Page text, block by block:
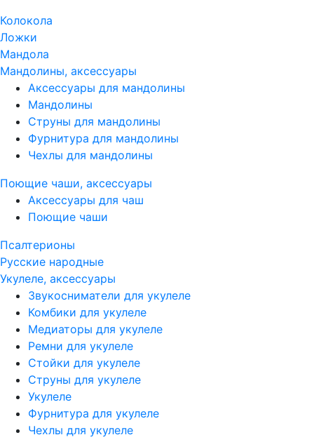
Колокола
Ложки
Мандола
Мандолины, аксессуары
Аксессуары для мандолины
Мандолины
Струны для мандолины
Фурнитура для мандолины
Чехлы для мандолины
Поющие чаши, аксессуары
Аксессуары для чаш
Поющие чаши
Псалтерионы
Русские народные
Укулеле, аксессуары
Звукосниматели для укулеле
Комбики для укулеле
Медиаторы для укулеле
Ремни для укулеле
Стойки для укулеле
Струны для укулеле
Укулеле
Фурнитура для укулеле
Чехлы для укулеле